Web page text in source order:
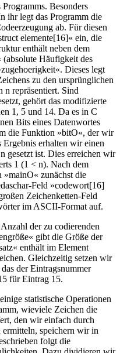
Besonders
ihr legt das Programm die
ab. Für diesen
elemente[16]« ein, die
enthält neben dem
Häufigkeit des
Dieses legt
zu den ursprünglichen
n repräsentiert. Sind
gehört das modifizierte
1, 5 und 14. Da es in C
Bits eines Datenwortes
die Funktion »bitO«, der wir
erhalten wir einen
gesetzt ist. Dies erreichen wir
1 (1 < n). Nach dem
zunächst die
Feld »codewort[16]
Zeichenketten-Feld
im ASCII-Format auf.
der zu codierenden
gibt die Größe der
enthält im Element
Gleichzeitig setzen wir
der Eintragsnummer
für Eintrag 15.
statistische Operationen
wieviele Zeichen die
den wir einfach durch
speichern wir in
folgt die